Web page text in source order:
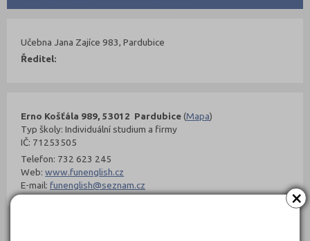
×
Erno Košťála 989, 53012 Pardubice(Mapa)
Typ školy: Individuální studium a firmy
IČ: 71253505
Telefon: 732 623 245
Web:www.funenglish.cz
E-mail:funenglish@seznam.cz
Učebna Jana Zajíce 983, Pardubice
Ředitel: